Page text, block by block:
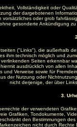
Vollständigkeit oder
der dargebotenen
oder grob
gesonderte Ankündigung
("Links"), die außerhalb
technisch möglich und
Seiten erkennbar
ausdrücklich von allen
Verweise sowie für
der Nutzung oder
nicht derjenige, der über
3.
der verwendeten
Grafiken, Tondokumente,
den Bestimmungen
nicht durch